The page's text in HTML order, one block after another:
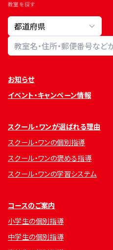
教室を探す
教室検索
お知らせ
イベント・キャンペーン情報
スクール・ワンが選ばれる理由
スクール・ワンの個別指導
スクール・ワンの褒める指導
スクール・ワンの学習システム
コースのご案内
小学生の個別指導
中学生の個別指導